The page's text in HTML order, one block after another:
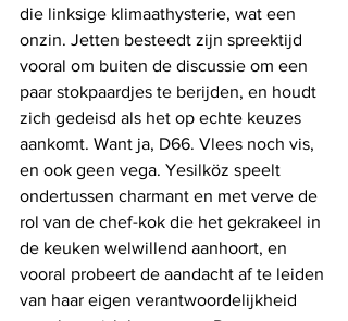
die linksige klimaathysterie, wat een
onzin. Jetten besteedt zijn spreektijd
vooral om buiten de discussie om een
paar stokpaardjes te berijden, en houdt
zich gedeisd als het op echte keuzes
aankomt. Want ja, D66. Vlees noch vis,
en ook geen vega. Yesilköz speelt
ondertussen charmant en met verve de
rol van de chef-kok die het gekrakeel in
de keuken welwillend aanhoort, en
vooral probeert de aandacht af te leiden
van haar eigen verantwoordelijkheid